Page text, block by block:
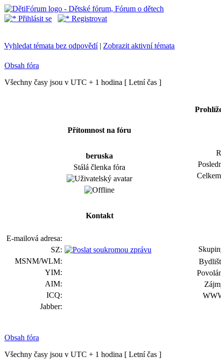
Přihlásit se Registrovat
Vyhledat témata bez odpovědí| Zobrazit aktivní témata
Obsah fóra
Všechny časy jsou v UTC + 1 hodina [ Letní čas ]
Přítomnost na fóru
beruska
Stálá členka fóra
Kontakt
E-mailová adresa:
SZ:
MSNM/WLM:
YIM:
AIM:
ICQ:
Jabber:
Obsah fóra
Všechny časy jsou v UTC + 1 hodina [ Letní čas ]